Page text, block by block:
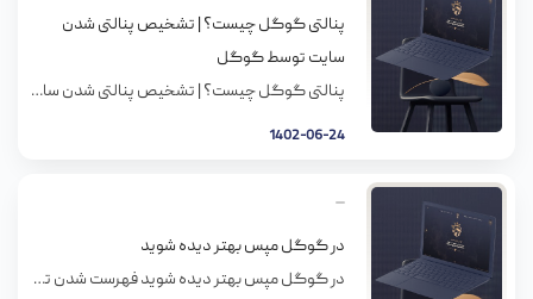
پنالتی گوگل چیست؟ | تشخیص پنالتی شدن
سایت توسط گوگل
پنالتی گوگل چیست؟ | تشخیص پنالتی شدن سایت توسط گوگل چه زمانی پنالتی گوگل رخ می دهد؟ پنالتی گوگل زمانی رخ می دهد که یکی از الگوریتم های گوگل فعالیت سایت شما برای رسیدن به رتبه های بالای گوگل را غیر قانونی تشخیص دهد. به این ترتیب سایت شما رتبه خود در گوگل را از […]
1402-06-24
در گوگل مپس بهتر دیده شوید
در گوگل مپس بهتر دیده شوید فهرست شدن تو گوگل مپس برای کسب و کارهای محلی خیلی ضرورت داره. اگه درست تو این فهرست دیده بشید، ترافیک مغازتون بیشتر میشه. برای اینکه تو سرچ نقشه بتونید ترافیک بگیرید، باید تمام قسمتهای مهم رو در پروفایلGoogle My Business (GMB) پوشش بدید. تو این پست روشهایی رو […]